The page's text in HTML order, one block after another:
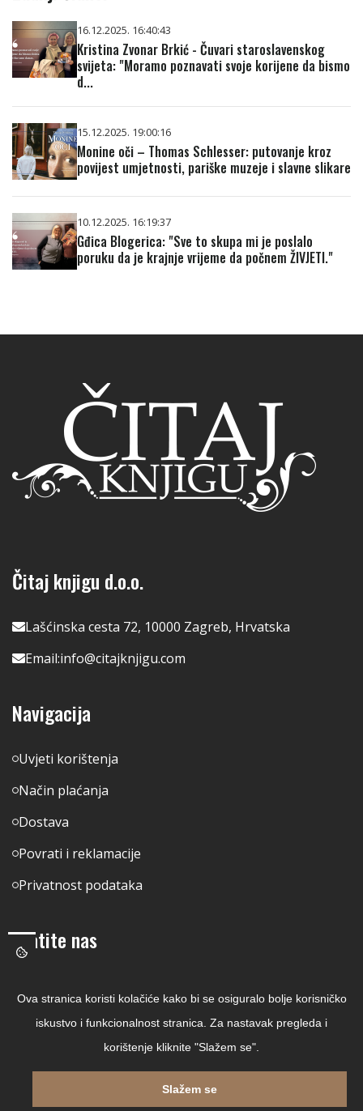
16.12.2025. 16:40:43
Kristina Zvonar Brkić - Čuvari staroslavenskog
svijeta: "Moramo poznavati svoje korijene da bismo
d...
15.12.2025. 19:00:16
Monine oči – Thomas Schlesser: putovanje kroz
povijest umjetnosti, pariške muzeje i slavne slikare
10.12.2025. 16:19:37
Gđica Blogerica: "Sve to skupa mi je poslalo
poruku da je krajnje vrijeme da počnem ŽIVJETI."
Čitaj knjigu d.o.o.
Lašćinska cesta 72, 10000 Zagreb, Hrvatska
Email:info@citajknjigu.com
Navigacija
Uvjeti korištenja
Način plaćanja
Dostava
Povrati i reklamacije
Privatnost podataka
Pratite nas
Linkedin
Ova stranica koristi kolačiće kako bi se osiguralo bolje korisničko
iskustvo i funkcionalnost stranica. Za nastavak pregleda i
korištenje kliknite "Slažem se".
Slažem se